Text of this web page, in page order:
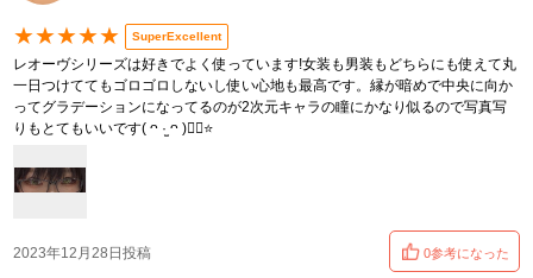
★★★★★ SuperExcellent
レオーヴシリーズは好きでよく使っています!女装も男装もどちらにも使えて丸
一日つけててもゴロゴロしないし使い心地も最高です。縁が暗めで中央に向か
ってグラデーションになってるのが2次元キャラの瞳にかなり似るので写真写
りもとてもいいです︎( ᴖ ·̫ ᴖ )︎︎👍🏻⭐️
2023年12月28日投稿 0参考になった